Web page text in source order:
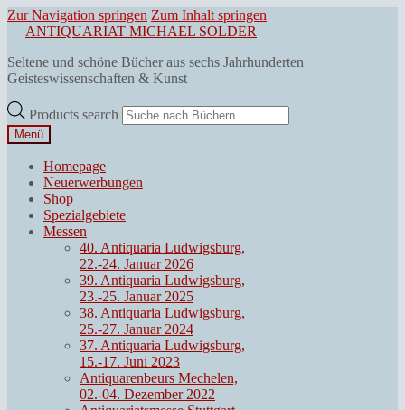
Zur Navigation springen Zum Inhalt springen
ANTIQUARIAT MICHAEL SOLDER
Seltene und schöne Bücher aus sechs Jahrhunderten
Geisteswissenschaften & Kunst
Products search
Menü
Homepage
Neuerwerbungen
Shop
Spezialgebiete
Messen
40. Antiquaria Ludwigsburg,
22.-24. Januar 2026
39. Antiquaria Ludwigsburg,
23.-25. Januar 2025
38. Antiquaria Ludwigsburg,
25.-27. Januar 2024
37. Antiquaria Ludwigsburg,
15.-17. Juni 2023
Antiquarenbeurs Mechelen,
02.-04. Dezember 2022